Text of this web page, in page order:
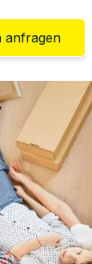
anfragen